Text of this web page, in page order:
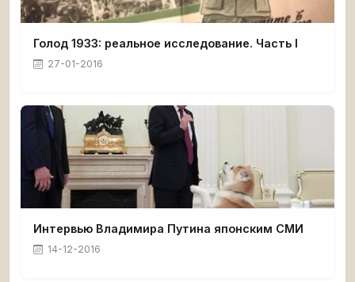
Голод 1933: реальное исследование. Часть I
27-01-2016
Интервью Владимира Путина японским СМИ
14-12-2016